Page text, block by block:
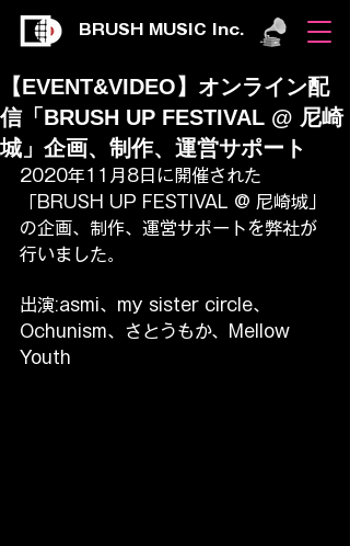
BRUSH MUSIC Inc.
【EVENT&VIDEO】オンライン配
信「BRUSH UP FESTIVAL @ 尼崎
城」企画、制作、運営サポート
2020年11月8日に開催された
「BRUSH UP FESTIVAL @ 尼崎城」
の企画、制作、運営サポートを弊社が
行いました。
出演:asmi、my sister circle、
Ochunism、さとうもか、Mellow
Youth